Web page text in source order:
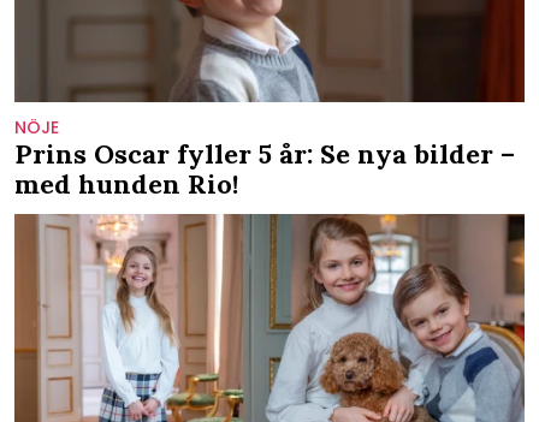
NÖJE
Prins Oscar fyller 5 år: Se nya bilder –
med hunden Rio!